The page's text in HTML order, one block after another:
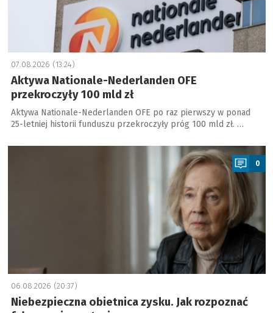
07.08.2026 (13:24)
Aktywa Nationale-Nederlanden OFE
przekroczyły 100 mld zł
Aktywa Nationale-Nederlanden OFE po raz pierwszy w ponad
25-letniej historii funduszu przekroczyły próg 100 mld zł. …
a
0
06.08.2026 (20:37)
Niebezpieczna obietnica zysku. Jak rozpoznać